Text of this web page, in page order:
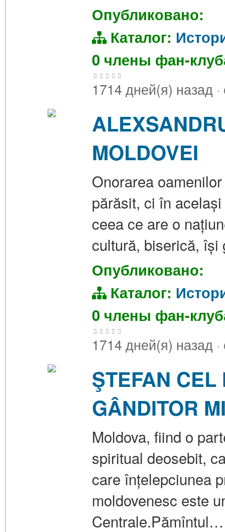
Опубликовано:
Каталог:
0 члены фан-
1714 дней(я) назад ·
MOLDOVEI
Onorarea
părăsit, ci în
ceea ce are o
cultură, biserică,
Опубликовано:
Каталог:
0 члены фан-
1714 дней(я) назад ·
ŞTEFAN
GÂNDITOR
Moldova, fiind o
spiritual deosebit,
care înțelepciunea
moldovenesc este
Centrale.Pămîntul…